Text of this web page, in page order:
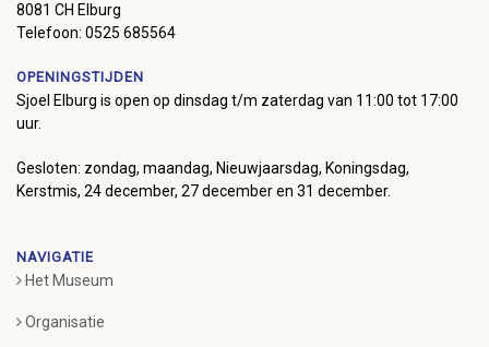
8081 CH Elburg
Telefoon: 0525 685564
OPENINGSTIJDEN
Sjoel Elburg is open op dinsdag t/m zaterdag van 11:00 tot 17:00
uur.
Gesloten: zondag, maandag, Nieuwjaarsdag, Koningsdag,
Kerstmis, 24 december, 27 december en 31 december.
NAVIGATIE
Het Museum
Organisatie